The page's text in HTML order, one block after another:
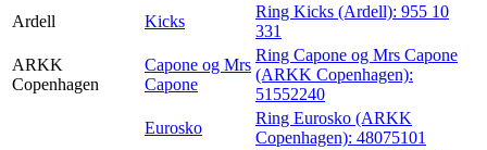
Ardell
Kicks
Ring Kicks (Ardell): 955 10
331
ARKK
Copenhagen
Capone og Mrs
Capone
Ring Capone og Mrs Capone
(ARKK Copenhagen):
51552240
Eurosko
Ring Eurosko (ARKK
Copenhagen): 48075101